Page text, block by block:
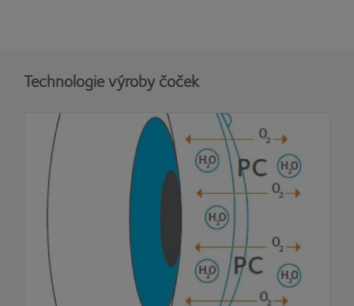
Technologie výroby čoček